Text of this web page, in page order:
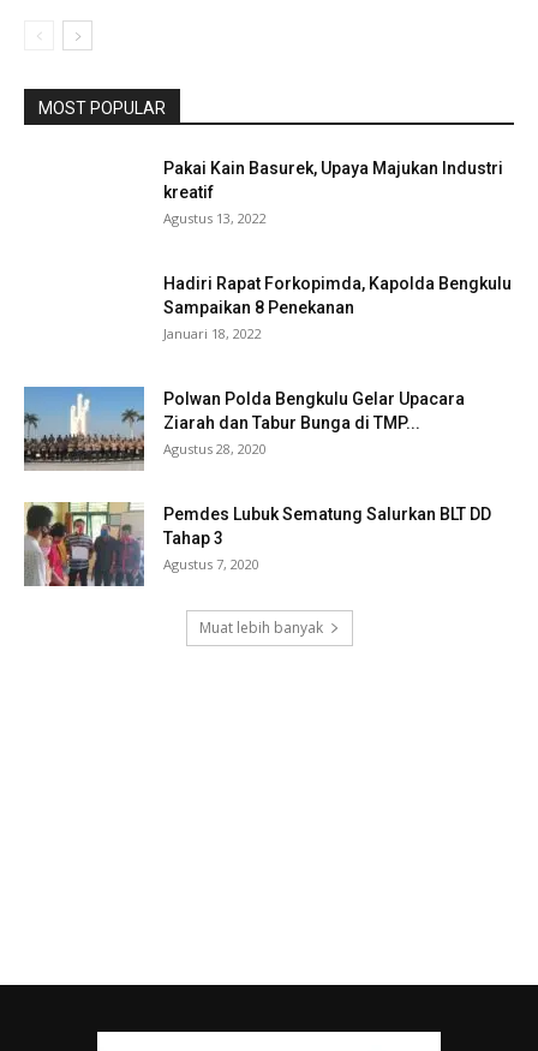
MOST POPULAR
Pakai Kain Basurek, Upaya Majukan Industri
kreatif
Agustus 13, 2022
Hadiri Rapat Forkopimda, Kapolda Bengkulu
Sampaikan 8 Penekanan
Januari 18, 2022
Polwan Polda Bengkulu Gelar Upacara
Ziarah dan Tabur Bunga di TMP...
Agustus 28, 2020
Pemdes Lubuk Sematung Salurkan BLT DD
Tahap 3
Agustus 7, 2020
Muat lebih banyak